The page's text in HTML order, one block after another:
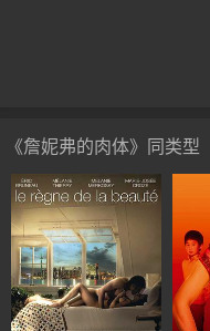
《詹妮弗的肉体》同类型